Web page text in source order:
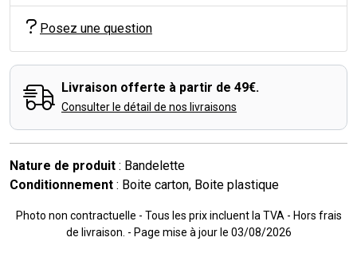
Posez une question
Livraison offerte à partir de 49€.
Consulter le détail de nos livraisons
Nature de produit : Bandelette
Conditionnement : Boite carton, Boite plastique
Photo non contractuelle - Tous les prix incluent la TVA - Hors frais
de livraison. - Page mise à jour le 03/08/2026